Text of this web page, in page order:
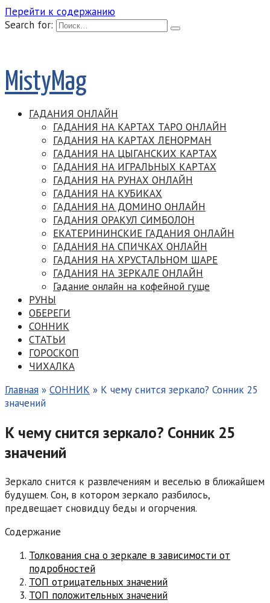
Перейти к содержанию
Search for:
MistyMag
ГАДАНИЯ ОНЛАЙН
ГАДАНИЯ НА КАРТАХ ТАРО ОНЛАЙН
ГАДАНИЯ НА КАРТАХ ЛЕНОРМАН
ГАДАНИЯ НА ЦЫГАНСКИХ КАРТАХ
ГАДАНИЯ НА ИГРАЛЬНЫХ КАРТАХ
ГАДАНИЯ НА РУНАХ ОНЛАЙН
ГАДАНИЯ НА КУБИКАХ
ГАДАНИЯ НА ДОМИНО ОНЛАЙН
ГАДАНИЯ ОРАКУЛ СИМБОЛОН
ЕКАТЕРИНИНСКИЕ ГАДАНИЯ ОНЛАЙН
ГАДАНИЯ НА СПИЧКАХ ОНЛАЙН
ГАДАНИЯ НА ХРУСТАЛЬНОМ ШАРЕ
ГАДАНИЯ НА ЗЕРКАЛЕ ОНЛАЙН
Гадание онлайн на кофейной гуще
РУНЫ
ОБЕРЕГИ
СОННИК
СТАТЬИ
ГОРОСКОП
ЧИХАЛКА
Главная » СОННИК » К чему снится зеркало? Сонник 25
значений
К чему снится зеркало? Сонник 25
значений
Зеркало снится к развлечениям и веселью в ближайшем
будущем. Сон, в котором зеркало разбилось,
предвещает сновидцу беды и огорчения.
Содержание
Толкования сна о зеркале в зависимости от
подробностей
ТОП отрицательных значений
ТОП положительных значений